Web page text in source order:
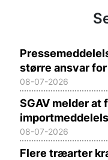
større ansvar
08-07-2026
SGAV melder
08-07-2026
Flere træarter